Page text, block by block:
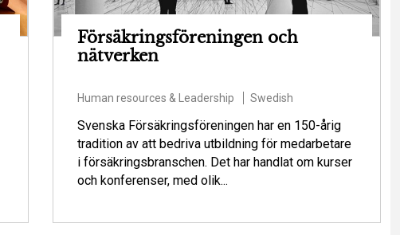
Försäkringsföreningen och
nätverken
Human resources & Leadership Swedish
Svenska Försäkringsföreningen har en 150-årig
tradition av att bedriva utbildning för medarbetare
i försäkringsbranschen. Det har handlat om kurser
och konferenser, med olik...